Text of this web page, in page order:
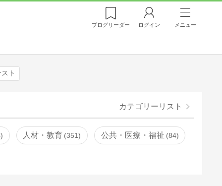
ブログリーダー ログイン メニュー
ト
カテゴリーリスト
人材・教育 351 公共・医療・福祉 84